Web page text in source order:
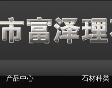
产品中心 石材种类